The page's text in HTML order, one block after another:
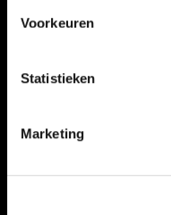
Voorkeuren
Statistieken
Marketing
NIEUWSBRIEF
DISCLAIMER